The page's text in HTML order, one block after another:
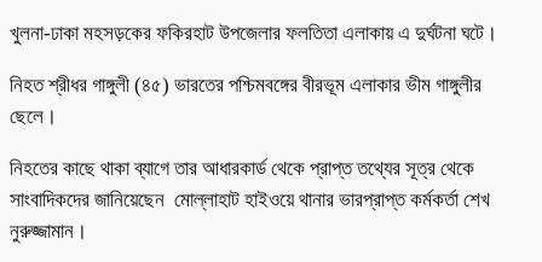
খুলনা-ঢাকা মহসড়কের ফকিরহাট উপজেলার ফলতিতা এলাকায় এ দুর্ঘটনা ঘটে।
নিহত শ্রীধর গাঙ্গুলী (৪৫) ভারতের পশ্চিমবঙ্গের বীরভূম এলাকার ভীম গাঙ্গুলীর
ছেলে।
নিহতের কাছে থাকা ব্যাগে তার আধারকার্ড থেকে প্রাপ্ত তথ্যের সূত্র থেকে
সাংবাদিকদের জানিয়েছেন মোল্লাহাট হাইওয়ে থানার ভারপ্রাপ্ত কর্মকর্তা শেখ
নুরুজ্জামান।